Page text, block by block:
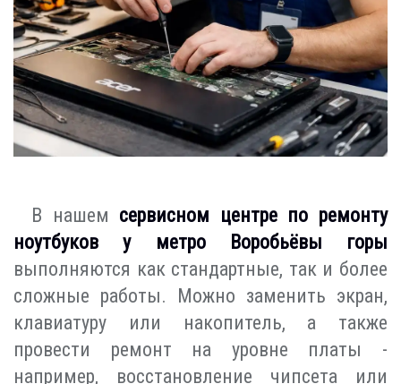
В нашем сервисном центре по ремонту
ноутбуков у метро Воробьёвы горы
выполняются как стандартные, так и более
сложные работы. Можно заменить экран,
клавиатуру или накопитель, а также
провести ремонт на уровне платы -
например, восстановление чипсета или